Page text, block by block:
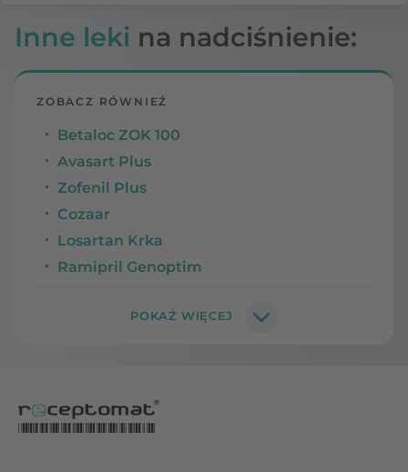
Inne leki na nadciśnienie:
ZOBACZ RÓWNIEŻ
Betaloc ZOK 100
Avasart Plus
Zofenil Plus
Cozaar
Losartan Krka
Ramipril Genoptim